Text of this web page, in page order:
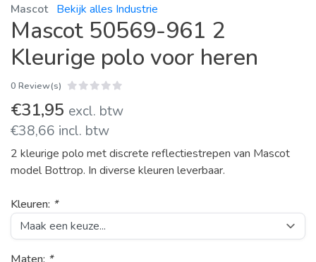
Mascot Bekijk alles Industrie
Mascot 50569-961 2
Kleurige polo voor heren
0 Review(s)
€31,95 excl. btw
€38,66 incl. btw
2 kleurige polo met discrete reflectiestrepen van Mascot
model Bottrop. In diverse kleuren leverbaar.
Kleuren: *